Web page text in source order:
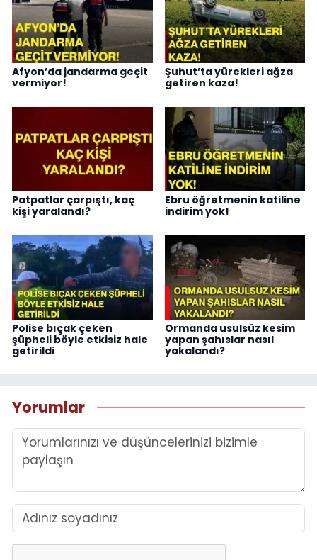
Afyon’da jandarma geçit
vermiyor!
Şuhut’ta yürekleri ağza
getiren kaza!
Patpatlar çarpıştı, kaç
kişi yaralandı?
Ebru öğretmenin katiline
indirim yok!
Polise bıçak çeken
şüpheli böyle etkisiz hale
getirildi
Ormanda usulsüz kesim
yapan şahıslar nasıl
yakalandı?
Yorumlar